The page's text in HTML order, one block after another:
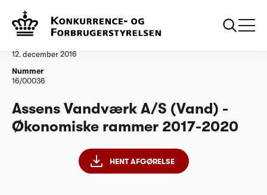
Vandtilsyn
12. december 2016
Nummer
16/00036
Assens Vandværk A/S (Vand) -
Økonomiske rammer 2017-2020
HENT AFGØRELSE